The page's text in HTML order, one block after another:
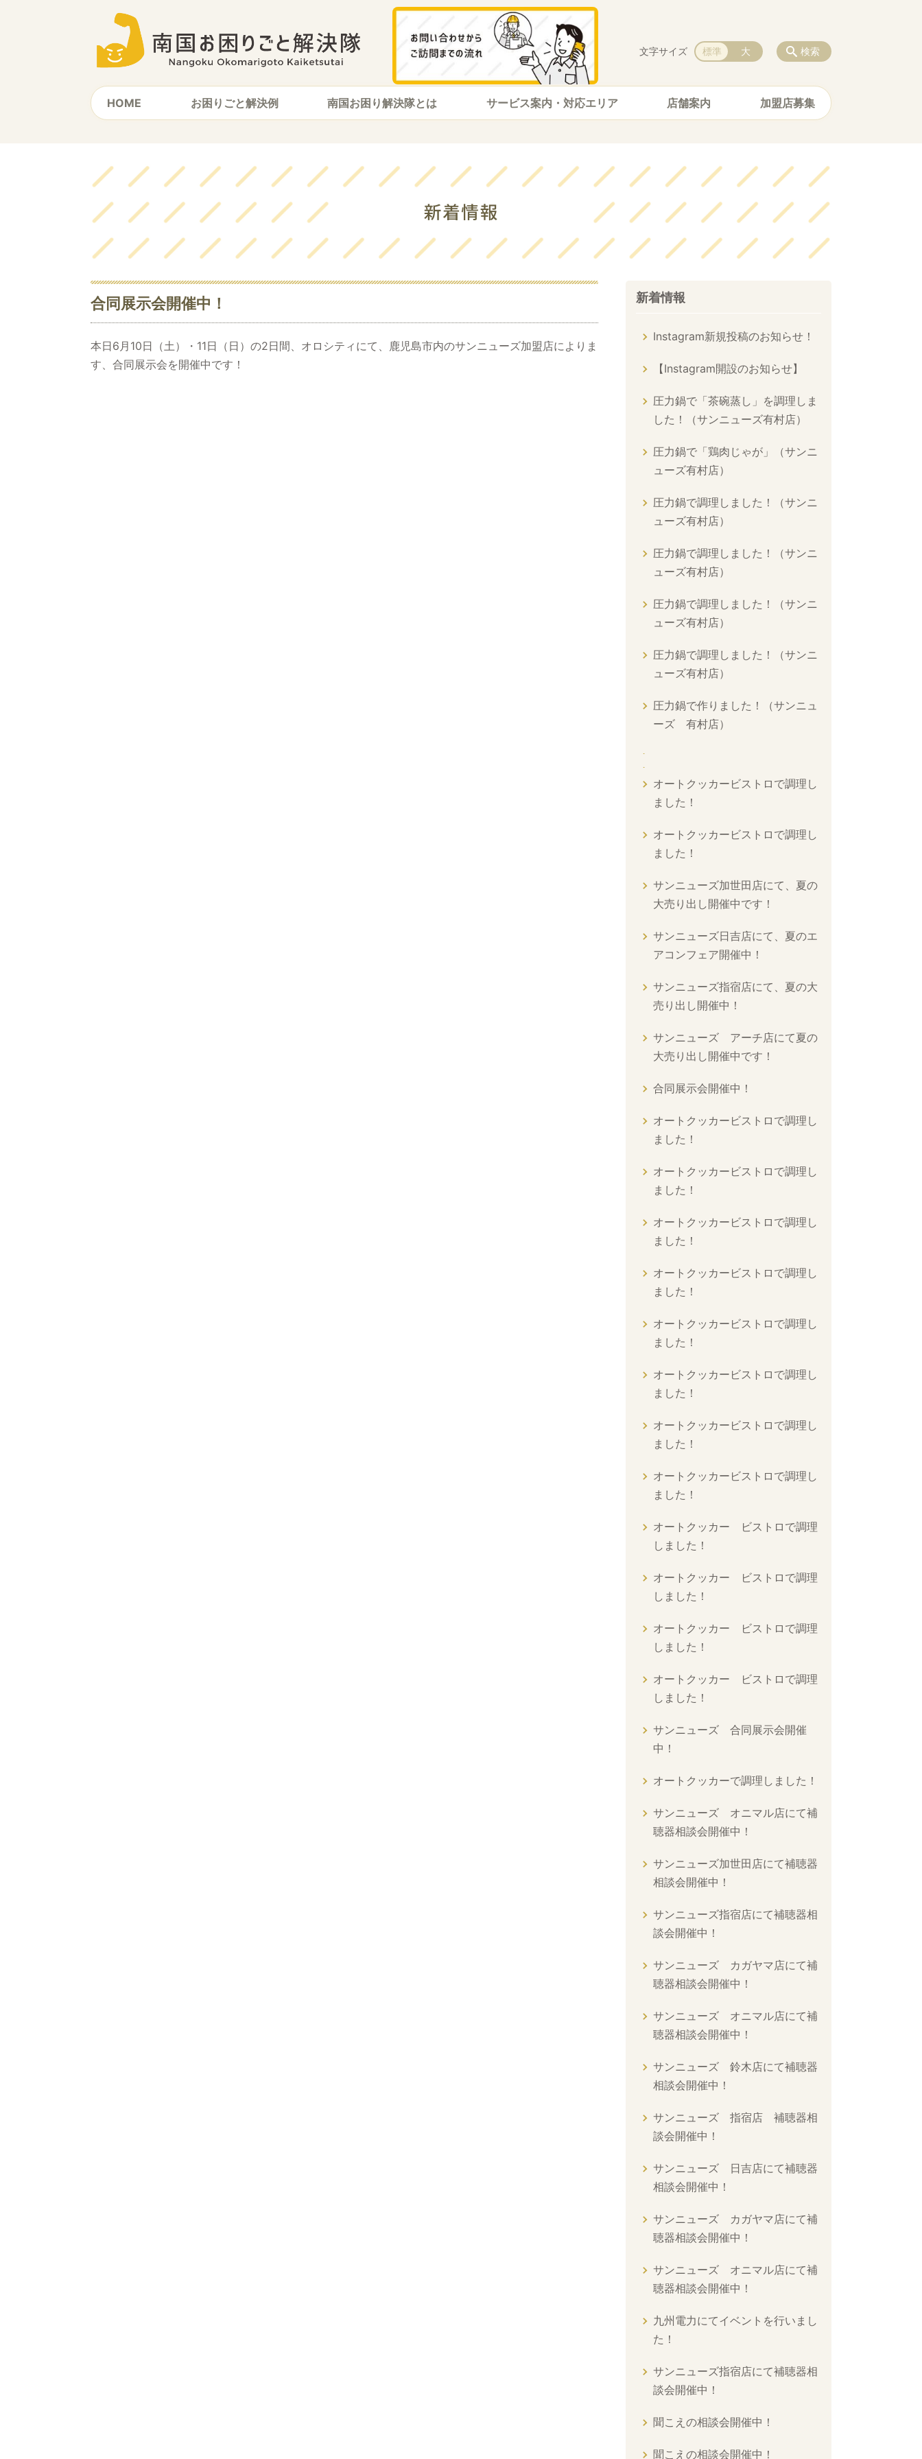
HOME お困りごと解決例 南国お困り解決隊とは サービス案内・対応エリア 店舗案内 加盟店募集
検索
文字サイズ 標準 大
合同展示会開催中！
本日6月10日（土）・11日（日）の2日間、オロシティにて、鹿児島市内のサンニューズ加盟店によりま
す、合同展示会を開催中です！
新着情報
Instagram新規投稿のお知らせ！
【Instagram開設のお知らせ】
圧力鍋で「茶碗蒸し」を調理しま
した！（サンニューズ有村店）
圧力鍋で「鶏肉じゃが」（サンニ
ューズ有村店）
圧力鍋で調理しました！（サンニ
ューズ有村店）
圧力鍋で調理しました！（サンニ
ューズ有村店）
圧力鍋で調理しました！（サンニ
ューズ有村店）
圧力鍋で調理しました！（サンニ
ューズ有村店）
圧力鍋で作りました！（サンニュ
ーズ 有村店）
オートクッカービストロで調理し
ました！
オートクッカービストロで調理し
ました！
サンニューズ加世田店にて、夏の
大売り出し開催中です！
サンニューズ日吉店にて、夏のエ
アコンフェア開催中！
サンニューズ指宿店にて、夏の大
売り出し開催中！
サンニューズ アーチ店にて夏の
大売り出し開催中です！
合同展示会開催中！
オートクッカービストロで調理し
ました！
オートクッカービストロで調理し
ました！
オートクッカービストロで調理し
ました！
オートクッカービストロで調理し
ました！
オートクッカービストロで調理し
ました！
オートクッカービストロで調理し
ました！
オートクッカービストロで調理し
ました！
オートクッカービストロで調理し
ました！
オートクッカー ビストロで調理
しました！
オートクッカー ビストロで調理
しました！
オートクッカー ビストロで調理
しました！
オートクッカー ビストロで調理
しました！
サンニューズ 合同展示会開催
中！
オートクッカーで調理しました！
サンニューズ オニマル店にて補
聴器相談会開催中！
サンニューズ加世田店にて補聴器
相談会開催中！
サンニューズ指宿店にて補聴器相
談会開催中！
サンニューズ カガヤマ店にて補
聴器相談会開催中！
サンニューズ オニマル店にて補
聴器相談会開催中！
サンニューズ 鈴木店にて補聴器
相談会開催中！
サンニューズ 指宿店 補聴器相
談会開催中！
サンニューズ 日吉店にて補聴器
相談会開催中！
サンニューズ カガヤマ店にて補
聴器相談会開催中！
サンニューズ オニマル店にて補
聴器相談会開催中！
九州電力にてイベントを行いまし
た！
サンニューズ指宿店にて補聴器相
談会開催中！
聞こえの相談会開催中！
聞こえの相談会開催中！